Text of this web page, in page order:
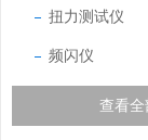
扭力测试仪
频闪仪
查看全